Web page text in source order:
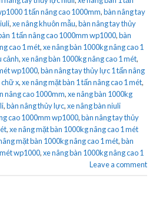
1 tấn nâng cao 1000mm,bàn nâng tay
,xe nâng khuôn mẫu,bàn nâng tay thủy
1 tấn nâng cao 1000mm wp1000,bàn
cao 1 mét,xe nâng bàn 1000kg nâng cao 1
cảnh,xe nâng bàn 1000kg nâng cao 1 mét,
wp1000,bàn nâng tay thủy lực 1 tấn nâng
chữ x,xe nâng mặt bàn 1 tấn nâng cao 1 mét,
nâng cao 1000mm,xe nâng bàn 1000kg
,bàn nâng thủy lực,xe nâng bàn niuli
cao 1000mm wp1000,bàn nâng tay thủy
,xe nâng mặt bàn 1000kg nâng cao 1 mét
mặt bàn 1000kg nâng cao 1 mét,bàn
wp1000,xe nâng bàn 1000kg nâng cao 1
Leave a comment